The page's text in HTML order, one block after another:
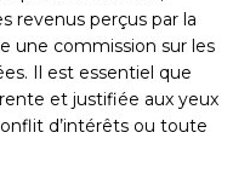
revenus perçus par la
une commission sur les
Il est essentiel que
et justifiée aux yeux
d’intérêts ou toute